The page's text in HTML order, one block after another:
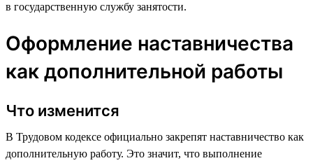
в государственную службу занятости.
Оформление наставничества
как дополнительной работы
Что изменится
В Трудовом кодексе официально закрепят наставничество как
дополнительную работу. Это значит, что выполнение